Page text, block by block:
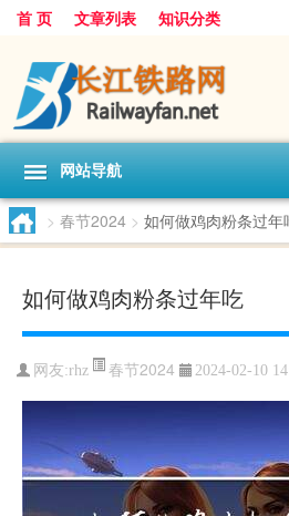
首 页 文章列表 知识分类
网站导航
> 春节2024 > 如何做鸡肉粉条过年
如何做鸡肉粉条过年吃
网友:rhz 春节2024 2024-02-10